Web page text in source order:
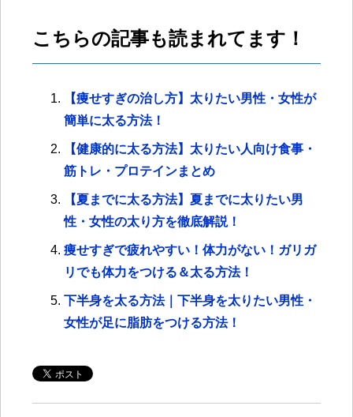
こちらの記事も読まれてます！
【痩せすぎの治し方】太りたい男性・女性が
簡単に太る方法！
【健康的に太る方法】太りたい人向け食事・
筋トレ・プロテインまとめ
【夏までに太る方法】夏までに太りたい男
性・女性の太り方を徹底解説！
痩せすぎで疲れやすい！体力がない！ガリガ
リでも体力をつける＆太る方法！
下半身を太る方法｜下半身を太りたい男性・
女性が足に脂肪をつける方法！